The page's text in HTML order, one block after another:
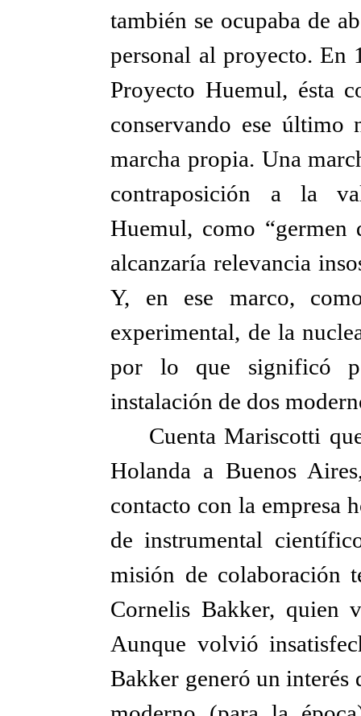
también se ocupaba de
personal al proyecto.
Proyecto Huemul, ésta
conservando ese último
marcha propia. Una
contraposición a la
Huemul, como “germen
alcanzaría relevancia
Y, en ese marco,
experimental, de la
por lo que significó
instalación de dos
Cuenta Mariscotti
Holanda a Buenos
contacto con la empresa
de instrumental
misión de colaboración
Cornelis Bakker, quien
Aunque volvió
Bakker generó un interés